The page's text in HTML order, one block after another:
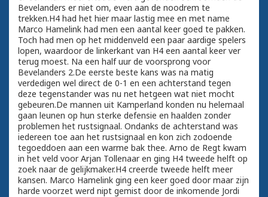
Bevelanders er niet om, even aan de noodrem te
trekken.H4 had het hier maar lastig mee en met name
Marco Hamelink had men een aantal keer goed te pakken.
Toch had men op het middenveld een paar aardige spelers
lopen, waardoor de linkerkant van H4 een aantal keer ver
terug moest. Na een half uur de voorsprong voor
Bevelanders 2.De eerste beste kans was na matig
verdedigen wel direct de 0-1 en een achterstand tegen
deze tegenstander was nu net hetgeen wat niet mocht
gebeuren.De mannen uit Kamperland konden nu helemaal
gaan leunen op hun sterke defensie en haalden zonder
problemen het rustsignaal. Ondanks de achterstand was
iedereen toe aan het rustsignaal en kon zich zodoende
tegoeddoen aan een warme bak thee. Arno de Regt kwam
in het veld voor Arjan Tollenaar en ging H4 tweede helft op
zoek naar de gelijkmaker.H4 creerde tweede helft meer
kansen. Marco Hamelink ging een keer goed door maar zijn
harde voorzet werd nipt gemist door de inkomende Jordi